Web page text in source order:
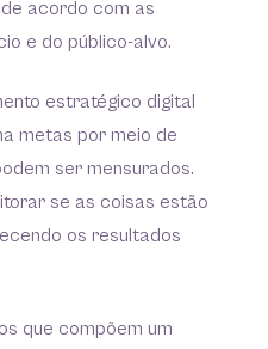
acordo com as
e do público-alvo.
estratégico digital
metas por meio de
ser mensurados.
se as coisas estão
os resultados
que compõem um